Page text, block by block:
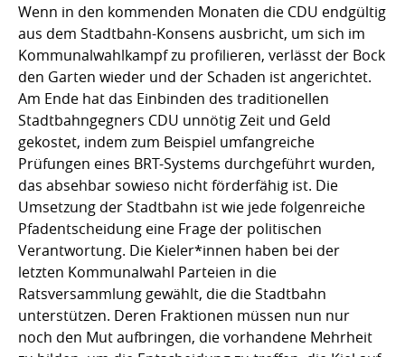
Wenn in den kommenden Monaten die CDU endgültig
aus dem Stadtbahn-Konsens ausbricht, um sich im
Kommunalwahlkampf zu profilieren, verlässt der Bock
den Garten wieder und der Schaden ist angerichtet.
Am Ende hat das Einbinden des traditionellen
Stadtbahngegners CDU unnötig Zeit und Geld
gekostet, indem zum Beispiel umfangreiche
Prüfungen eines BRT-Systems durchgeführt wurden,
das absehbar sowieso nicht förderfähig ist. Die
Umsetzung der Stadtbahn ist wie jede folgenreiche
Pfadentscheidung eine Frage der politischen
Verantwortung. Die Kieler*innen haben bei der
letzten Kommunalwahl Parteien in die
Ratsversammlung gewählt, die die Stadtbahn
unterstützen. Deren Fraktionen müssen nun nur
noch den Mut aufbringen, die vorhandene Mehrheit